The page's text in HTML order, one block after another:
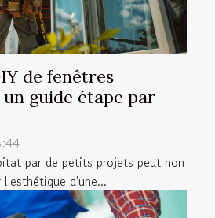
de fenêtres
guide étape par
par de petits projets peut non
d'une...